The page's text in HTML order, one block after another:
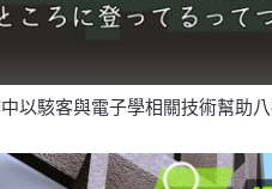
以駭客與電子學相關技術幫助